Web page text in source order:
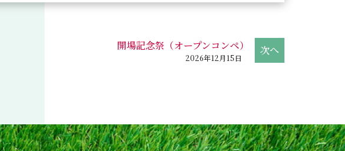
開場記念祭（オープンコンペ）
2026年12月15日